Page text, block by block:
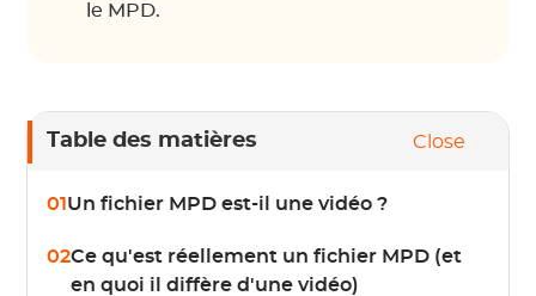
le MPD.
Table des matières Close
01 Un fichier MPD est-il une vidéo ?
02Ce qu'est réellement un fichier MPD (et
en quoi il diffère d'une vidéo)